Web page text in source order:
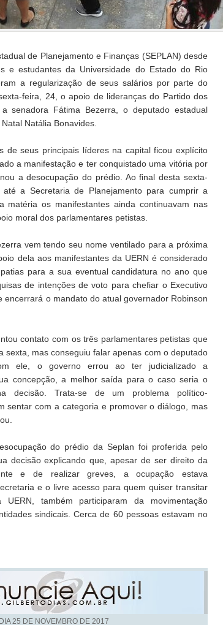
de Planejamento e Finanças (SEPLAN) desde
e estudantes da Universidade do Estado do Rio
a regularização de seus salários por parte do
feira, 24, o apoio de lideranças do Partido dos
senadora Fátima Bezerra, o deputado estadual
Natália Bonavides.
de seus principais líderes na capital ficou explícito
a manifestação e ter conquistado uma vitória por
a desocupação do prédio. Ao final desta sexta-
a Secretaria de Planejamento para cumprir a
matéria os manifestantes ainda continuavam nas
moral dos parlamentares petistas.
vem tendo seu nome ventilado para a próxima
dela aos manifestantes da UERN é considerado
para a sua eventual candidatura no ano que
de intenções de voto para chefiar o Executivo
encerrará o mandato do atual governador Robinson
contato com os três parlamentares petistas que
sexta, mas conseguiu falar apenas com o deputado
ele, o governo errou ao ter judicializado a
concepção, a melhor saída para o caso seria o
decisão. Trata-se de um problema político-
sentar com a categoria e promover o diálogo, mas
do prédio da Seplan foi proferida pelo
decisão explicando que, apesar de ser direito da
e de realizar greves, a ocupação estava
e o livre acesso para quem quiser transitar
também participaram da movimentação
sindicais. Cerca de 60 pessoas estavam no
25 DE NOVEMBRO DE 2017